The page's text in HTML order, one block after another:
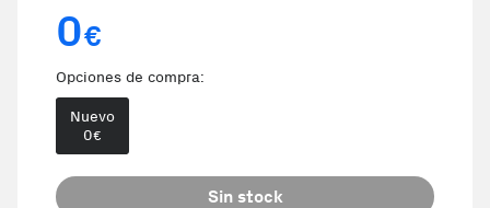
0€
Opciones de compra:
Nuevo
0€
Sin stock